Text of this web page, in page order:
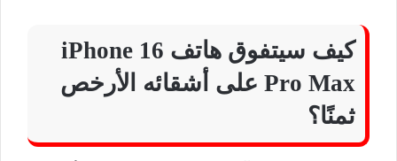
كيف سيتفوق هاتف iPhone 16
Pro Max على أشقائه الأرخص
ثمنًا؟